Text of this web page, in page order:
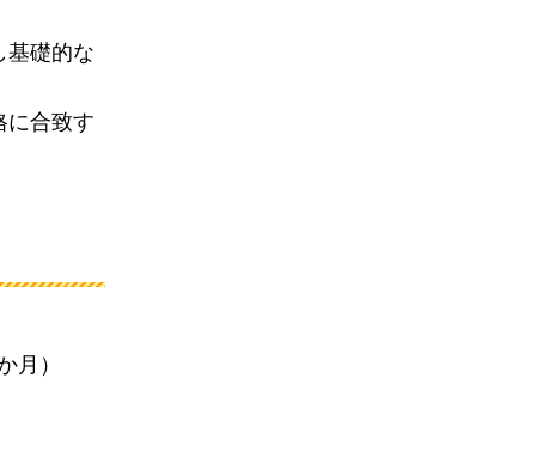
基礎的な
に合致す
月）